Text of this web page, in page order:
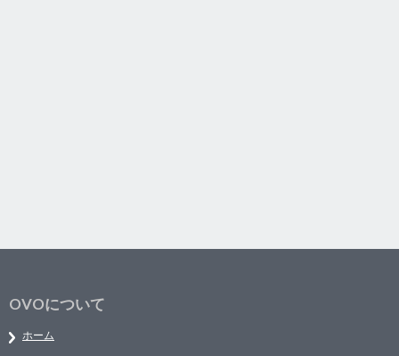
OVOについて
ホーム